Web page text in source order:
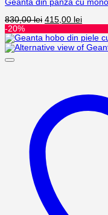
Geantă din pânză cu
830,00lei 415,00 lei
-20%